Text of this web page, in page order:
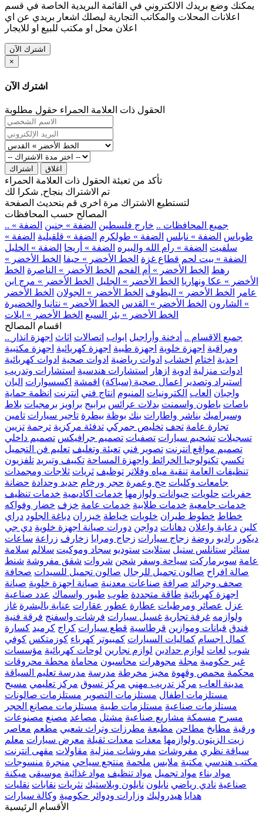
يمكنك وضع بريدك الالكتروني في القائمة البريدية الخاصة في قسم
اعلانات المحلات والمكاتب التجارية ليصلك اشعار بريدي عن اي
اعلان محل او مكتب للبيع او للايجار
اشترك الآن
×
اشترك الآن
الحقول ذات العلامة الحمراء حقول مطلوبة
اشتراك اغلاق
تأكد من تعبئة الحقول ذات العلامة الحمراء
تم الاشتراك بنجاح, شكرا لك
لتستطيع الاشتراك مرة اخرى قم بتحديث الصفحة
المصالح حسب المحافظات
.. جميع المحافظات .. خارج فلسطين الضفة » جنين الضفة »
طوباس الضفة » نابلس الضفة » طولكرم الضفة » قلقيلية الضفة »
سلفيت الضفة » رام الله والبيره الضفة » أريحا الضفة » الخليل
الضفة » بيت لحم قطاع غزة الخط الأخضر » حيفا الخط الأخضر »
رهط الخط الأخضر » أم الفحم الخط الأخضر » الناصرة الخط
الأخضر » عكا ونهاريا الخط الأخضر » الجليل الخط الأخضر » مرج ابن
عامر
الخط الأخضر » البطوف الخط الأخضر » الجولان الخط الأخضر
» الشارون الخط الأخضر » القدس الخط الأخضر » نتانيا والخضيرة
الخط الأخضر » بئر السبع الخط الأخضر » ايلات
اقسام المصالح
.. جميع الاقسام .. أدخنة وأراجيل ابواب اتصالات اثاث اجهزة انذار
ومراقبة اجهزة خلوية اجهزة طبية اجهزة كهربائية اجهزة مكتبية
احذية اختام اخشاب ادوات رياضية ادوات صحية ادوات كهربائية
ادوات منزلية ادوية ازهار استشارات هندسية استشارات وتدريب
استيراد وتصدير
اعمال صحية (سباكة) اقمشة اكسسوارات البان
واجبان العاب الكترونيات المنيوم انتاج فني انترنت انظمة حماية
باصات باطون واسمنت بدلات عرائس برابيج براويز برمجيات بلاط
وسيراميك بناشر واطارات بنك بوظة بيطرة تاجير سيارات تامين
تجارة عامة تحف تخليص جمركي تدفئة مركزية ترجمة تزيين
تسجيلات تشحيم سيارات تصفيات تصميم جرافيكس تصميم داخلي
تصميم مواقع انترنت تصوير فني تعبئة وتغليف تعليم فن التجميل
تكسي تكنولوجيا الخرائط واجهزة المساحة تكييف وتبريد تلفزيون
تنظيفات العامة تنقية مياه وفلاتر توظيف ثريات ثلاجات ومجمدات
جامعات وكليات حج وعمرة حجر ورخام حديد وحدادة حضانة
حفريات حلويات حيوانات ولوازمها خدمات اكاديمية خدمات تنظيف
خدمات جامعية خدمات طلابية خدمات عامة خزف خضار وفواكه
خطاط خطوط طيران خلويات خياطة خيزران دباغة الجلود دراي
كلين دعاية واعلان دهانات دواجن دورات صيانة اجهزة خلوية دي جي
ديكور راديو روضة زجاج سيارات زجاج ومرايا زخارف زراعة ساعات
ستائر ستانلس ستيل ستلايت ستوديو سجاد وموكيت سلالم سلامة
عامة سوبرماركت سياحة وسفر شحن شروات شقق مفروشة شنط
صالة افراح صالون تجميل للرجال صالون تجميل للسيدات صحافة
صحف وجرائد صرافة صناعات معدنية صيانة اجهزة خلوية صيانة
اجهزة كهربائية طاقة متجددة طوب طيور واسماك عدد صناعية
عزل عصائر ومرطبات عطارة عطور عقارات عناية بالبشرة غاز
ولوازمه غرفة تجارية غسيل سيارات فرشات واسفنج فرقة فنية
فندق قبانات وموازين قرطاسية قطع سيارات كراج كرميد كسارة
كمال اجسام كماليات السيارات كمبيوتر كهرباء كوزمتكس كوفي
شوب لغات لوازم حدادين لوازم نجارين لوحات كهربائية مؤسسات
غير حكومية مجلة مجوهرات محاسبون محاماة محطة محروقات
محكمة محمص وقهوة مخبز مخرطة مدرسة مدرسة تعليم السياقة
مدينة العاب مركز تدريب مهني مركز تسوق مركز تعليمي مسبح
مستلزمات اطفال مستلزمات التصوير مستلزمات صالونات
مستلزمات صناعية مستلزمات طبية مستلزمات مصانع الحجر
مسرح مسمكة مشاريع صناعية مشتل مصاعد مصنع مصنوعات
ورقية مطابخ مطاحن مطبعة مطرزات وتراث شعبي مطعم معاصر
زيت الزيتون ولوازمها معدات معدات ثقيلة معرض سيارات معلم
سياقة نظري مفروشات مفروشات منزلية مقاولات مقهى انترنت
مكتب هندسي مكتبة ملابس ملحمة منتجع سياحي منجرة منسوجات
مواد بناء مواد تجميل مواد تنظيف مواد غذائية موسيقى ميكنة
صناعية نادي رياضي نايلون نايلون وبلاستيك نثريات نقابات نقليات
هدايا هيدروليك وزارات ودوائر حكومية وكالة سيارات
الأقسام الرئيسية